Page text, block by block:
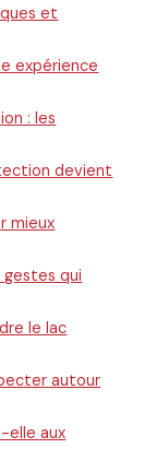
et
expérience
: les
devient
mieux
gestes qui
le lac
autour
elle aux